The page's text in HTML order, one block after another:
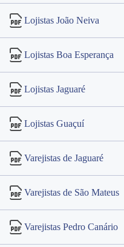
Lojistas João Neiva
Lojistas Boa Esperança
Lojistas Jaguaré
Lojistas Guaçuí
Varejistas de Jaguaré
Varejistas de São Mateus
Varejistas Pedro Canário